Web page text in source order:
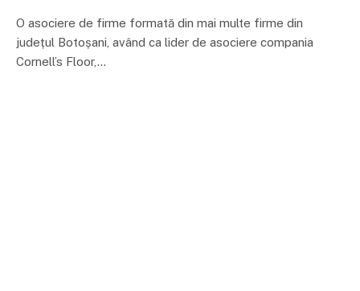
O asociere de firme formată din mai multe firme din
județul Botoșani, având ca lider de asociere compania
Cornell’s Floor,…